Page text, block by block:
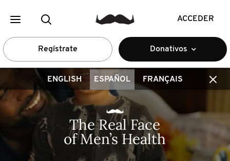
ACCEDER
Regístrate Donativos
ENGLISH ESPAÑOL FRANÇAIS
The Real Face
of Men’s Health